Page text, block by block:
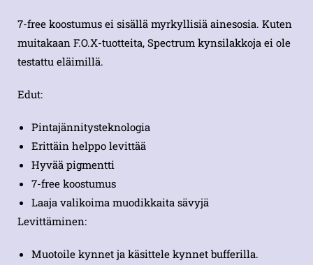
7-free koostumus ei sisällä myrkyllisiä ainesosia. Kuten
muitakaan F.O.X-tuotteita, Spectrum kynsilakkoja ei ole
testattu eläimillä.
Edut:
Pintajännitysteknologia
Erittäin helppo levittää
Hyvää pigmentti
7-free koostumus
Laaja valikoima muodikkaita sävyjä
Levittäminen:
Muotoile kynnet ja käsittele kynnet bufferilla.